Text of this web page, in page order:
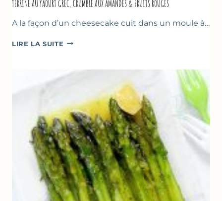
TERRINE AU YAOURT GREC, CRUMBLE AUX AMANDES & FRUITS ROUGES
A la façon d’un cheesecake cuit dans un moule à…
LIRE LA SUITE TERRINE
GREC,
AMANDES
&
FRUITS
ROUGES